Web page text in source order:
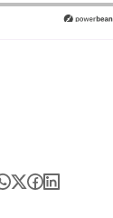
transcurrido: 0